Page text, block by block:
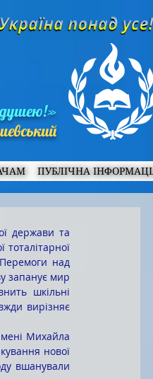
ПУБЛІЧНА
держави та
тоталітарної
Перемоги над
запанує мир
шкільні
вирізняє
Михайла
нової
вшанували